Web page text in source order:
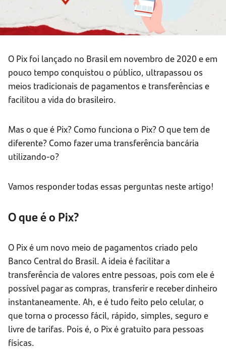
O Pix foi lançado no Brasil em novembro de 2020 e em
pouco tempo conquistou o público, ultrapassou os
meios tradicionais de pagamentos e transferências e
facilitou a vida do brasileiro.
Mas o que é Pix? Como funciona o Pix? O que tem de
diferente? Como fazer uma transferência bancária
utilizando-o?
Vamos responder todas essas perguntas neste artigo!
O que é o Pix?
O Pix é um novo meio de pagamentos criado pelo
Banco Central do Brasil. A ideia é facilitar a
transferência de valores entre pessoas, pois com ele é
possível pagar as compras, transferir e receber dinheiro
instantaneamente. Ah, e é tudo feito pelo celular, o
que torna o processo fácil, rápido, simples, seguro e
livre de tarifas. Pois é, o Pix é gratuito para pessoas
físicas.